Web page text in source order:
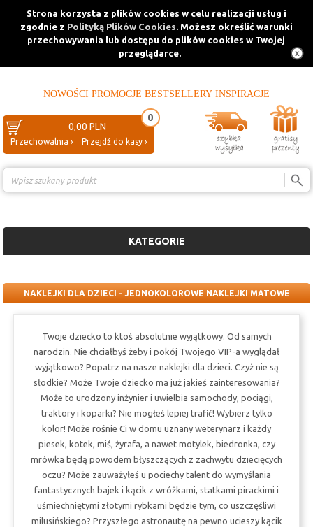
Strona korzysta z plików cookies w celu realizacji usług i
zgodnie z Polityką Plików Cookies. Możesz określić warunki
przechowywania lub dostępu do plików cookies w Twojej
przeglądarce.
NOWOŚCI PROMOCJE BESTSELLERY INSPIRACJE
0,00 PLN
0
Przechowalnia › Przejdź do kasy ›
KATEGORIE
NAKLEJKI DLA DZIECI - JEDNOKOLOROWE NAKLEJKI MATOWE
Twoje dziecko to ktoś absolutnie wyjątkowy. Od samych
narodzin. Nie chciałbyś żeby i pokój Twojego VIP-a wyglądał
wyjątkowo? Popatrz na nasze naklejki dla dzieci. Czyż nie są
słodkie? Może Twoje dziecko ma już jakieś zainteresowania?
Może to urodzony inżynier i uwielbia samochody, pociągi,
traktory i koparki? Nie mogłeś lepiej trafić! Wybierz tylko
kolor! Może rośnie Ci w domu uznany weterynarz i każdy
piesek, kotek, miś, żyrafa, a nawet motylek, biedronka, czy
mrówka będą powodem błyszczących z zachwytu dziecięcych
oczu? Może zauważyłeś u pociechy talent do wymyślania
fantastycznych bajek i kącik z wróżkami, statkami pirackimi i
uśmiechniętymi złotymi rybkami będzie tym, co uszczęśliwi
milusińskiego? Przyszłego astronautę na pewno ucieszy kącik